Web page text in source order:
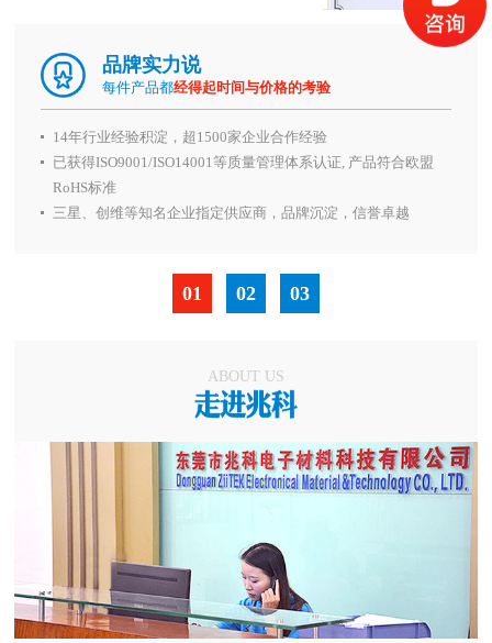
品牌实力说
每件产品都经得起时间与价格的考验
14年行业经验积淀，超1500家企业合作经验
已获得ISO9001/ISO14001等质量管理体系认证, 产品符合欧盟
RoHS标准
三星、创维等知名企业指定供应商，品牌沉淀，信誉卓越
01 02 03
ABOUT US